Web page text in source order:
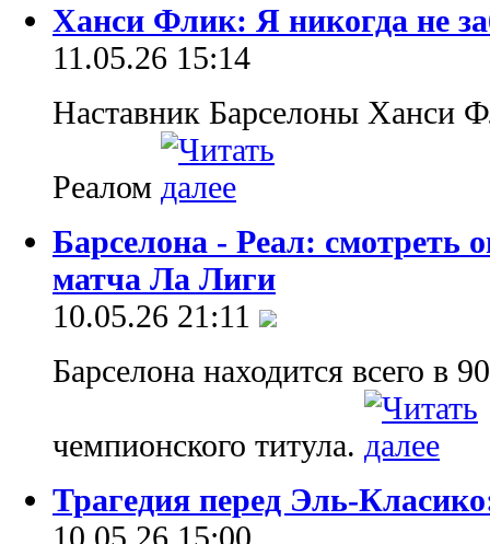
Ханси Флик: Я никогда не
11.05.26 15:14
Наставник Барселоны Ханси
Реалом
Барселона - Реал: смотреть
матча Ла Лиги
10.05.26 21:11
Барселона находится всего в
чемпионского титула.
Трагедия перед Эль-
10.05.26 15:00